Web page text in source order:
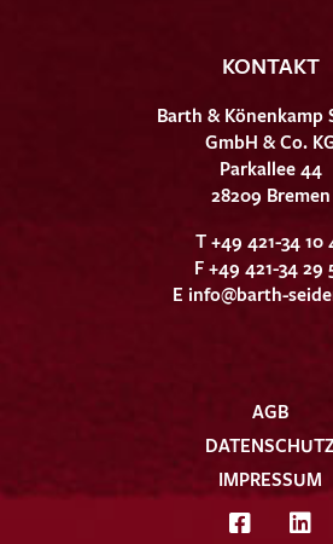
KONTAKT
Barth & Könenkamp
GmbH & Co.
Parkallee 44
28209 Bremen
T +49 421-34 10
F +49 421-34 29
E info@barth-
AGB
IMPRESSUM